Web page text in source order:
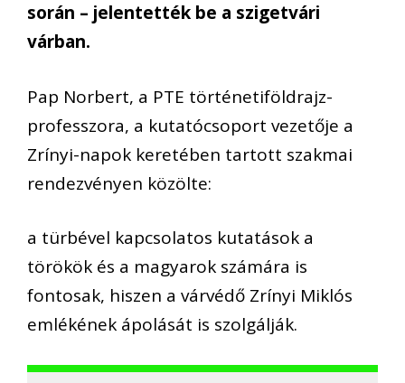
során – jelentették be a szigetvári
várban.
Pap Norbert, a PTE történetiföldrajz-
professzora, a kutatócsoport vezetője a
Zrínyi-napok keretében tartott szakmai
rendezvényen közölte:
a türbével kapcsolatos kutatások a
törökök és a magyarok számára is
fontosak, hiszen a várvédő Zrínyi Miklós
emlékének ápolását is szolgálják.